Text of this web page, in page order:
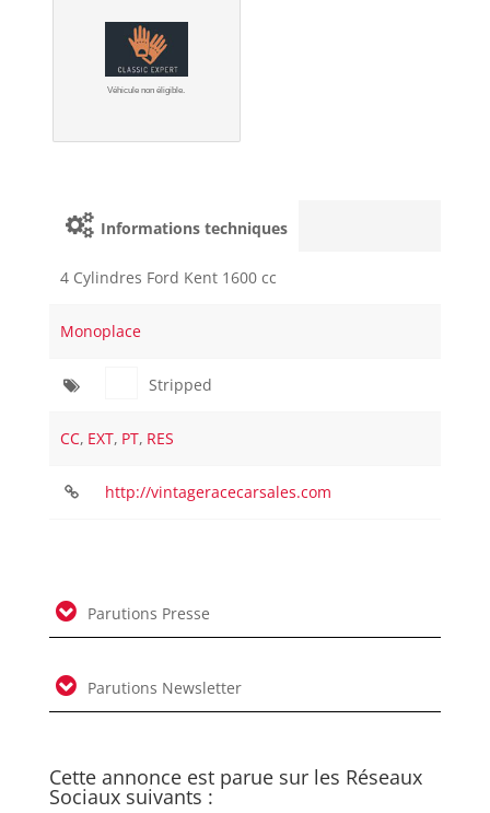
Véhicule non éligible.
Informations techniques
4 Cylindres Ford Kent 1600 cc
Monoplace
Stripped
CC, EXT, PT, RES
http://vintageracecarsales.com
Parutions Presse
Parutions Newsletter
Cette annonce est parue sur les Réseaux
Sociaux suivants :